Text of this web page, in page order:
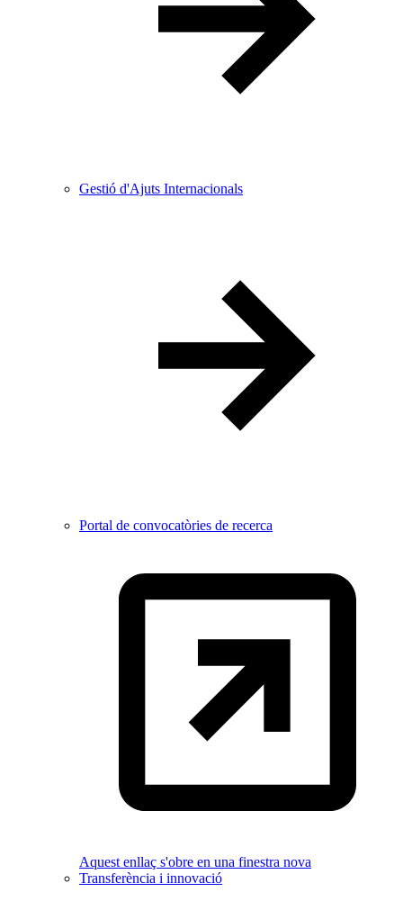
Gestió d'Ajuts Internacionals
Portal de convocatòries de recerca
Aquest enllaç s'obre en una finestra nova
Transferència i innovació